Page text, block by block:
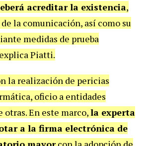
acreditar la existencia,
la comunicación, así como su
medidas de prueba
Piatti.
la realización de pericias
oficio a entidades
otras. En este marco,la experta
a la firma electrónica de